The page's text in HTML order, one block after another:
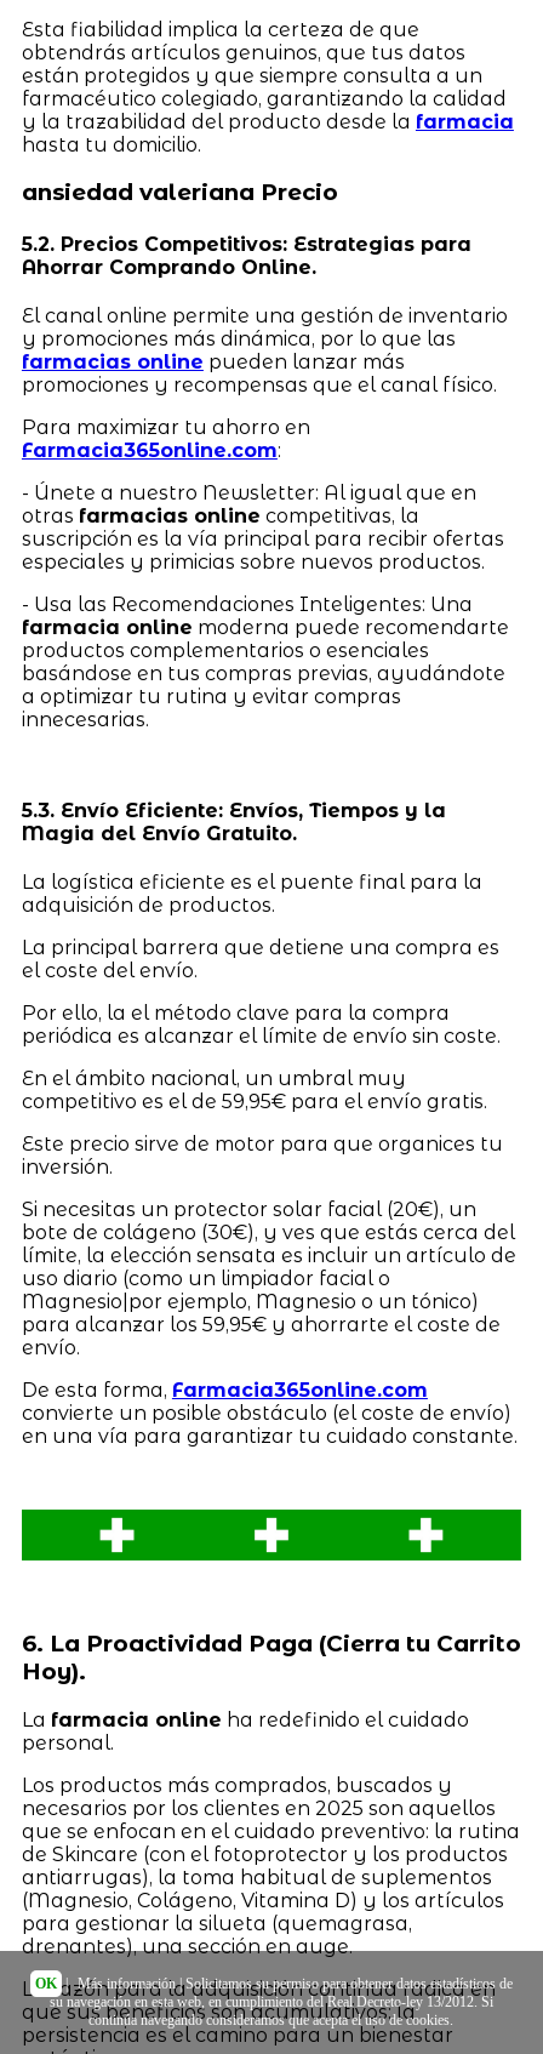
Esta fiabilidad implica la certeza de que
obtendrás artículos genuinos, que tus datos
están protegidos y que siempre consulta a un
farmacéutico colegiado, garantizando la calidad
y la trazabilidad del producto desde la farmacia
hasta tu domicilio.
ansiedad valeriana Precio
5.2. Precios Competitivos: Estrategias para
Ahorrar Comprando Online.
El canal online permite una gestión de inventario
y promociones más dinámica, por lo que las
farmacias online pueden lanzar más
promociones y recompensas que el canal físico.
Para maximizar tu ahorro en
Farmacia365online.com:
- Únete a nuestro Newsletter: Al igual que en
otras farmacias online competitivas, la
suscripción es la vía principal para recibir ofertas
especiales y primicias sobre nuevos productos.
- Usa las Recomendaciones Inteligentes: Una
farmacia online moderna puede recomendarte
productos complementarios o esenciales
basándose en tus compras previas, ayudándote
a optimizar tu rutina y evitar compras
innecesarias.
5.3. Envío Eficiente: Envíos, Tiempos y la
Magia del Envío Gratuito.
La logística eficiente es el puente final para la
adquisición de productos.
La principal barrera que detiene una compra es
el coste del envío.
Por ello, la el método clave para la compra
periódica es alcanzar el límite de envío sin coste.
En el ámbito nacional, un umbral muy
competitivo es el de 59,95€ para el envío gratis.
Este precio sirve de motor para que organices tu
inversión.
Si necesitas un protector solar facial (20€), un
bote de colágeno (30€), y ves que estás cerca del
límite, la elección sensata es incluir un artículo de
uso diario (como un limpiador facial o
Magnesio|por ejemplo, Magnesio o un tónico)
para alcanzar los 59,95€ y ahorrarte el coste de
envío.
De esta forma, Farmacia365online.com
convierte un posible obstáculo (el coste de envío)
en una vía para garantizar tu cuidado constante.
6. La Proactividad Paga (Cierra tu Carrito
Hoy).
La farmacia online ha redefinido el cuidado
personal.
Los productos más comprados, buscados y
necesarios por los clientes en 2025 son aquellos
que se enfocan en el cuidado preventivo: la rutina
de Skincare (con el fotoprotector y los productos
antiarrugas), la toma habitual de suplementos
(Magnesio, Colágeno, Vitamina D) y los artículos
para gestionar la silueta (quemagrasa,
drenantes), una sección en auge.
La razón para la adquisición continua radica en
que sus beneficios son acumulativos; la
persistencia es el camino para un bienestar
OK | Más información| Solicitamos su permiso para obtener datos estadísticos de
su navegación en esta web, en cumplimiento del Real Decreto-ley 13/2012. Si
continúa navegando consideramos que acepta el uso de cookies.